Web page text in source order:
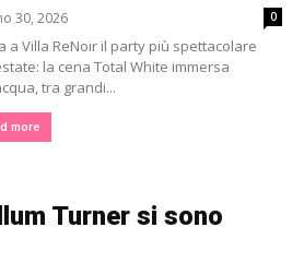
30, 2026 0
a Villa ReNoir il party più spettacolare
la cena Total White immersa
tra grandi...
more
Turner si sono